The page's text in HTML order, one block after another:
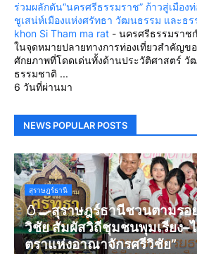
ร่วมผลักดัน“นครศรีธรรมราช” ก้าวสู่เมือง
ชูเสน่ห์เมืองแห่งศรัทธา วัฒนธรรม และธร
khon Si Tham ma rat - นครศรีธรรมราช
ในจุดหมายปลายทางการท่องเที่ยวสำคัญข
ศักยภาพที่โดดเด่นทั้งด้านประวัติศาสตร์ วั
ธรรมชาติ ...
6 วันที่ผ่านมา
NEWS POPULAR POSTS
สุราษฎร์ธานี
🥚🍳สุราษฎร์ธานีชวนตามรอ
วิชัย สัมผัสวิถีชุมชนพุมเรียง–
ตราแห่งอาณาจักรศรีวิชัย”